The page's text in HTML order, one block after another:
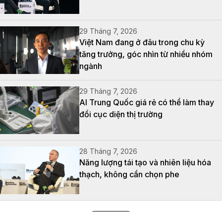
29 Tháng 7, 2026
Việt Nam đang ở đâu trong chu kỳ
tăng trưởng, góc nhìn từ nhiều nhóm
ngành
29 Tháng 7, 2026
AI Trung Quốc giá rẻ có thể làm thay
đổi cục diện thị trường
28 Tháng 7, 2026
Năng lượng tái tạo và nhiên liệu hóa
thạch, không cần chọn phe